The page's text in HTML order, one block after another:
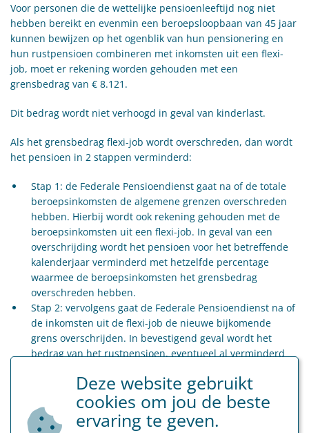
Voor personen die de wettelijke pensioenleeftijd nog niet
hebben bereikt en evenmin een beroepsloopbaan van 45 jaar
kunnen bewijzen op het ogenblik van hun pensionering en
hun rustpensioen combineren met inkomsten uit een flexi-
job, moet er rekening worden gehouden met een
grensbedrag van € 8.121.
Dit bedrag wordt niet verhoogd in geval van kinderlast.
Als het grensbedrag flexi-job wordt overschreden, dan wordt
het pensioen in 2 stappen verminderd:
Stap 1: de Federale Pensioendienst gaat na of de totale
beroepsinkomsten de algemene grenzen overschreden
hebben. Hierbij wordt ook rekening gehouden met de
beroepsinkomsten uit een flexi-job. In geval van een
overschrijding wordt het pensioen voor het betreffende
kalenderjaar verminderd met hetzelfde percentage
waarmee de beroepsinkomsten het grensbedrag
overschreden hebben.
Stap 2: vervolgens gaat de Federale Pensioendienst na of
de inkomsten uit de flexi-job de nieuwe bijkomende
grens overschrijden. In bevestigend geval wordt het
bedrag van het rustpensioen, eventueel al verminderd
keer) verminderd met de helft van het percentage
waarmee de flexi-job inkomsten de nieuwe bijkomende
grens overschrijden.
Deze website gebruikt
cookies om jou de beste
ervaring te geven.